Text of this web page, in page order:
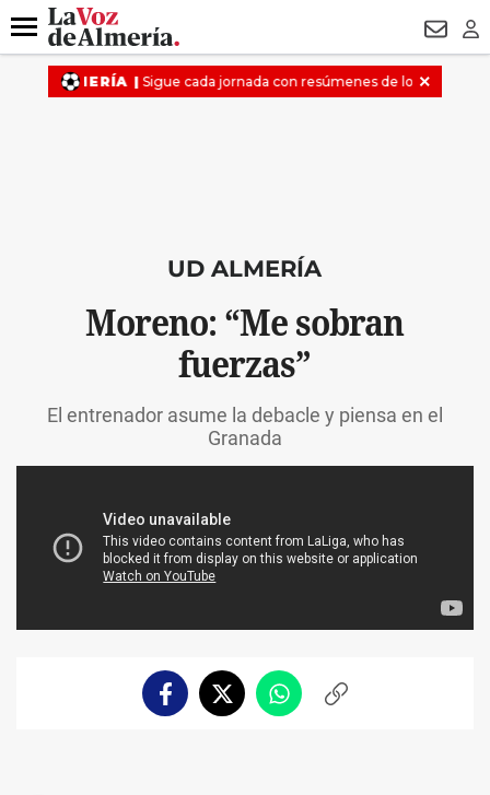
DESTACADO
Menú
UD ALMERÍA
Moreno: “Me sobran
fuerzas”
El entrenador asume la debacle y piensa en el
Granada
FacebookTwitterWhatsappCopiar